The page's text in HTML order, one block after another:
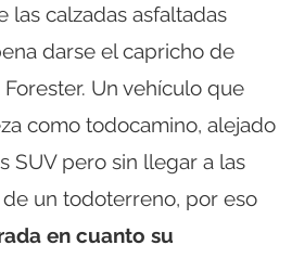
las calzadas asfaltadas
darse el capricho de
Un vehículo que
como todocamino, alejado
SUV pero sin llegar a las
un todoterreno, por eso
en cuanto su